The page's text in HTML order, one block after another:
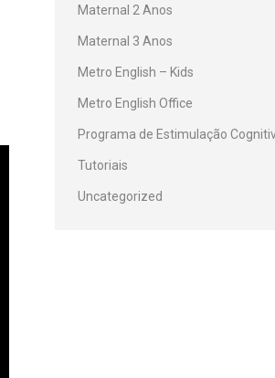
Maternal 2 Anos
Maternal 3 Anos
Metro English – Kids
Metro English Office
Programa de Estimulação
Tutoriais
Uncategorized